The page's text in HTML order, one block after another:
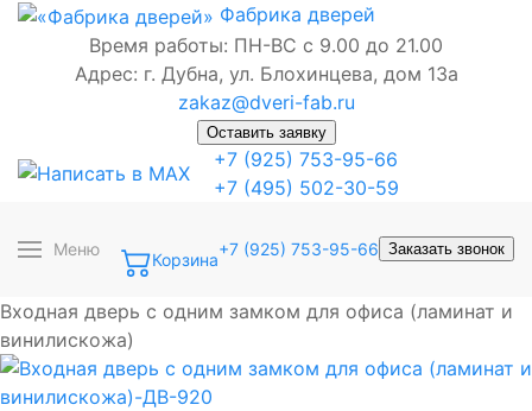
Фабрика дверей
Время работы: ПН-ВС с 9.00 до 21.00
Адрес: г. Дубна, ул. Блохинцева, дом 13а
zakaz@dveri-fab.ru
Оставить заявку
+7 (925) 753-95-66
+7 (495) 502-30-59
Меню
Корзина
+7 (925) 753-95-66 Заказать звонок
Входная дверь с одним замком для офиса (ламинат и
винилискожа)